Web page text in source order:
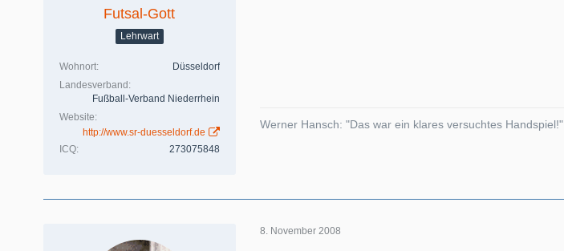
Futsal-Gott
Lehrwart
Wohnort
Düsseldorf
Landesverband
Fußball-Verband Niederrhein
Website
http://www.sr-duesseldorf.de
ICQ
273075848
Werner Hansch: "Das war ein klares versuchtes Handspiel!"
8. November 2008